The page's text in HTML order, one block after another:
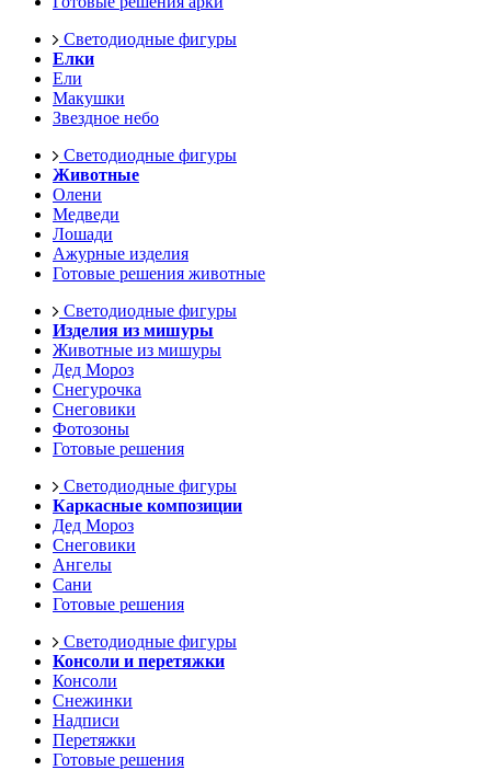
Светодиодные фигуры
Елки
Ели
Макушки
Звездное небо
Светодиодные фигуры
Животные
Олени
Медведи
Лошади
Ажурные изделия
Готовые решения животные
Светодиодные фигуры
Изделия из мишуры
Животные из мишуры
Дед Мороз
Снегурочка
Снеговики
Фотозоны
Готовые решения
Светодиодные фигуры
Каркасные композиции
Дед Мороз
Снеговики
Ангелы
Сани
Готовые решения
Светодиодные фигуры
Консоли и перетяжки
Консоли
Снежинки
Надписи
Перетяжки
Готовые решения